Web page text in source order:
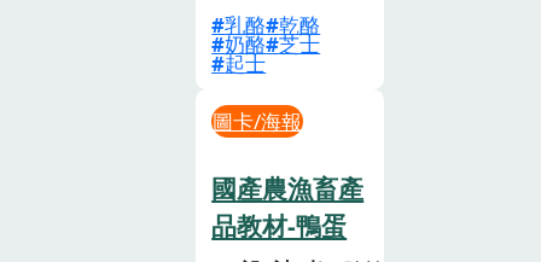
乳酪 乾酪
奶酪 芝士
起士
圖卡/海報
國產農漁畜產
品教材-鴨蛋